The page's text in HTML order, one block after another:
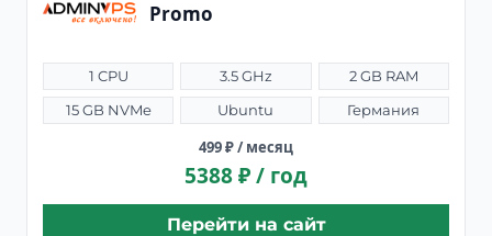
Promo
1 CPU 3.5 GHz
2 GB RAM
15 GB NVMe
Ubuntu Германия
499 ₽ / месяц
5388 ₽ / год
Перейти на сайт